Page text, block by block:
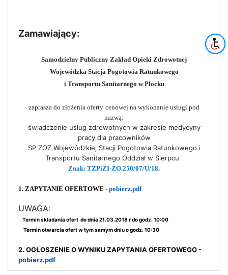
Zamawiający:
Samodzielny Publiczny Zakład Opieki Zdrowotnej
Wojewódzka Stacja Pogotowia Ratunkowego
i Transportu Sanitarnego w Płocku
zaprasza do złożenia oferty cenowej na wykonanie usługi pod
nazwą:
świadczenie usług zdrowotnych w zakresie medycyny
pracy dla pracowników
SP ZOZ Wojewódzkiej Stacji Pogotowia Ratunkowego i
Transportu Sanitarnego Oddział w Sierpcu .
Znak: TZPiZI-ZO.250/07/U/18.
1. ZAPYTANIE OFERTOWE - pobierz.pdf
UWAGA:
Termin składania ofert do dnia 21.03.2018 r do godz. 10:00
Termin otwarcia ofert w tym samym dniu o godz. 10:30
2. OGŁOSZENIE O WYNIKU ZAPYTANIA OFERTOWEGO -
pobierz.pdf